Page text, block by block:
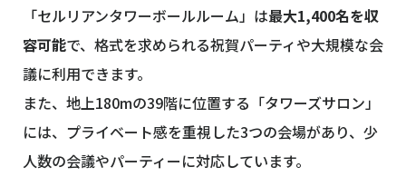
「セルリアンタワーボールルーム」は最大1,400名を収
容可能で、格式を求められる祝賀パーティや大規模な会
議に利用できます。
また、地上180mの39階に位置する「タワーズサロン」
には、プライベート感を重視した3つの会場があり、少
人数の会議やパーティーに対応しています。